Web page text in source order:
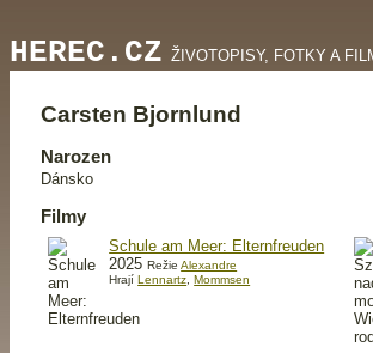
HEREC.CZ ŽIVOTOPISY, FOTKY A
Carsten Bjornlund
Narozen
Dánsko
Filmy
Schule am Meer: Elternfreuden
2025RežieAlexandre
HrajíLennartz,Mommsen